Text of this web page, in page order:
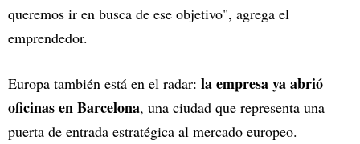
queremos ir en busca de ese objetivo", agrega el
emprendedor.
Europa también está en el radar: la empresa ya abrió
oficinas en Barcelona, una ciudad que representa una
puerta de entrada estratégica al mercado europeo.